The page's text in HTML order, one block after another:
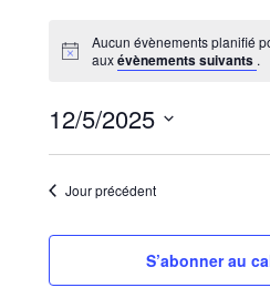
Aucun évènements planifié
auxévènements suivants .
12/5/2025
Sélectionnez
uneJour précédent
S’abonner au